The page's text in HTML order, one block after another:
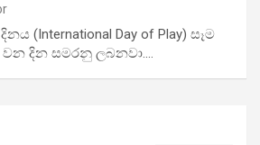
(International Day of Play) සෑම
දින සමරනු ලබනවා.…